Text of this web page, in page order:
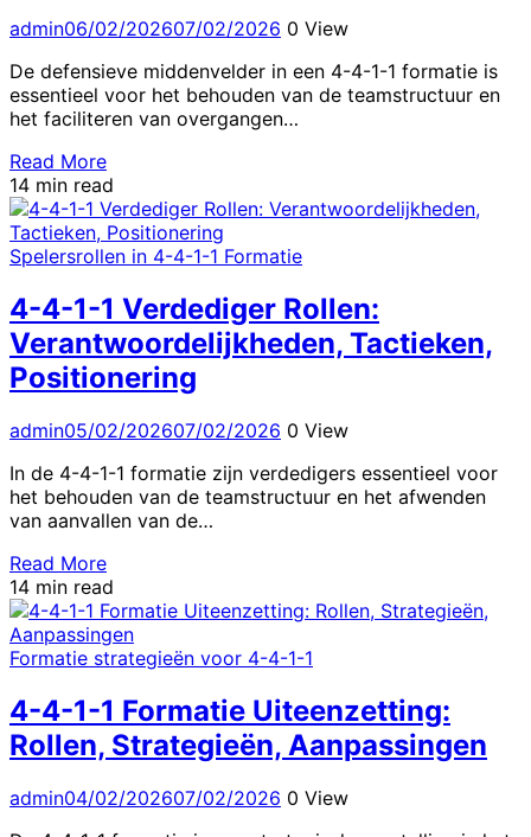
admin06/02/202607/02/2026 0 View
De defensieve middenvelder in een 4-4-1-1 formatie is
essentieel voor het behouden van de teamstructuur en
het faciliteren van overgangen…
Read More
14 min read
Spelersrollen in 4-4-1-1 Formatie
4-4-1-1 Verdediger Rollen:
Verantwoordelijkheden, Tactieken,
Positionering
admin05/02/202607/02/2026 0 View
In de 4-4-1-1 formatie zijn verdedigers essentieel voor
het behouden van de teamstructuur en het afwenden
van aanvallen van de…
Read More
14 min read
Formatie strategieën voor 4-4-1-1
4-4-1-1 Formatie Uiteenzetting:
Rollen, Strategieën, Aanpassingen
admin04/02/202607/02/2026 0 View